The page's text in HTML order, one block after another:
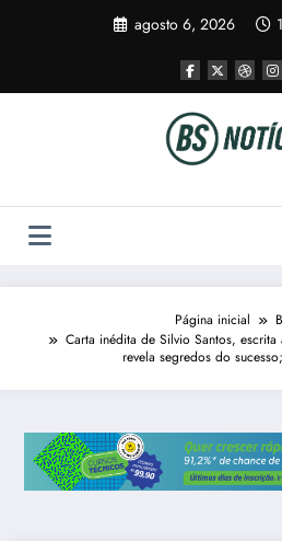
agosto 6, 2026
Página inicial
Carta inédita de Silvio Santos,
revela segredos do